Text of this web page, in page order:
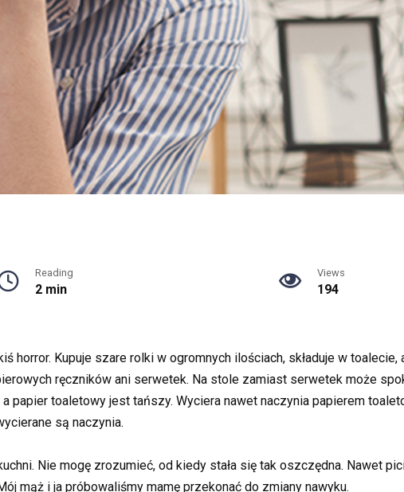
Reading
2 min
Views
194
horror. Kupuje szare rolki w ogromnych ilościach, składuje w
ręczników ani serwetek. Na stole zamiast serwetek może
papier toaletowy jest tańszy. Wyciera nawet naczynia papierem
są naczynia.
Nie mogę zrozumieć, od kiedy stała się tak oszczędna. Nawet
mąż i ja próbowaliśmy mamę przekonać do zmiany nawyku.